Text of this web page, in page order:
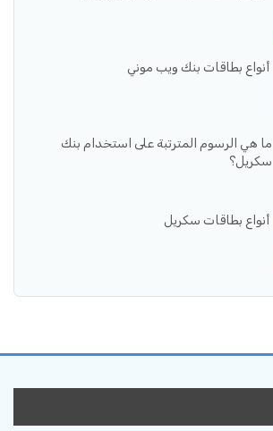
أنواع بطاقات بنك ويب موني
ما هي الرسوم المترتبة على استخدام بنك
سكريل؟
أنواع بطاقات سكريل